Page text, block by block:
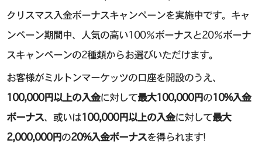
クリスマス入金ボーナスキャンペーンを実施中です。キャ
ンペーン期間中、人気の高い100％ボーナスと20％ボーナ
スキャンペーンの2種類からお選びいただけます。
お客様がミルトンマーケッツの口座を開設のうえ、
100,000円以上の入金に対して最大100,000円の10%入金
ボーナス、或いは100,000円以上の入金に対して最大
2,000,000円の20%入金ボーナスを得られます!